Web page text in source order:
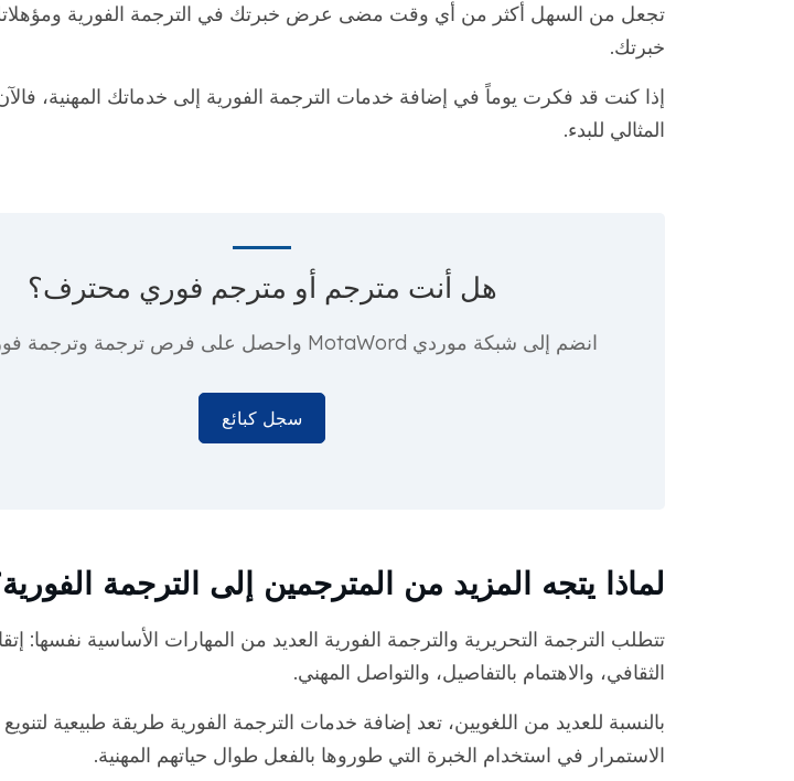
تجعل من السهل أكثر من أي وقت مضى عرض خبرتك في الترجمة الفورية
خبرتك.
إذا كنت قد فكرت يوماً في إضافة خدمات الترجمة الفورية إلى خدماتك المهنية،
المثالي للبدء.
هل أنت مترجم أو مترجم فوري محترف؟
انضم إلى شبكة موردي MotaWord واحصل على فرص ترجمة وترجمة فورية مرنة.
سجل كبائع
لماذا يتجه المزيد من المترجمين إلى الترجمة
تتطلب الترجمة التحريرية والترجمة الفورية العديد من المهارات الأساسية نفسها:
الثقافي، والاهتمام بالتفاصيل، والتواصل المهني.
بالنسبة للعديد من اللغويين، تعد إضافة خدمات الترجمة الفورية طريقة طبيعية
الاستمرار في استخدام الخبرة التي طوروها بالفعل طوال حياتهم المهنية.